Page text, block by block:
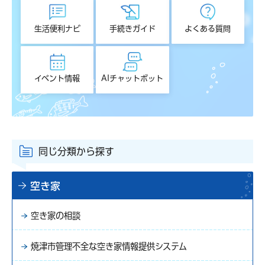
生活便利ナビ 手続きガイド よくある質問
イベント情報 AIチャットボット
同じ分類から探す
空き家
空き家の相談
焼津市管理不全な空き家情報提供システム